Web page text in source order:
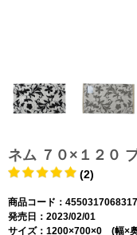
ネム ７０×１２０
(2)
商品コード：4550317068317
発売日：2023/02/01
サイズ：1200×700×0 (幅×